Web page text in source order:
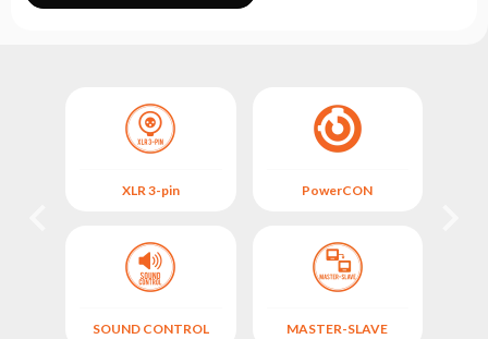
XLR 3-pin
SOUND CONTROL
PowerCON
MASTER-SLAVE